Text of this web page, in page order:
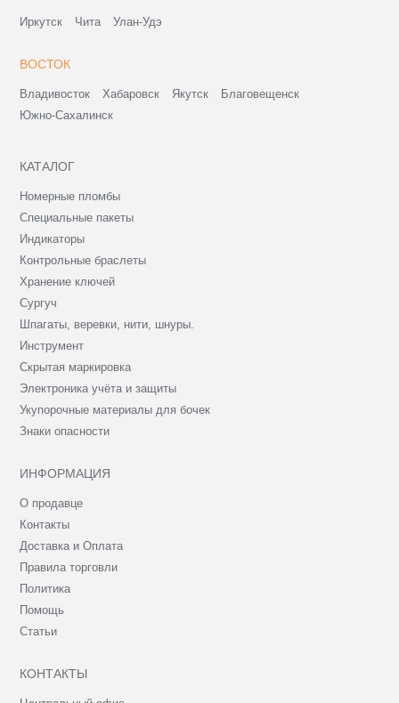
Иркутск Чита Улан-Удэ
ВОСТОК
Владивосток Хабаровск Якутск
Благовещенск
Южно-Сахалинск
КАТАЛОГ
Номерные пломбы
Специальные пакеты
Индикаторы
Контрольные браслеты
Хранение ключей
Сургуч
Шпагаты, веревки, нити, шнуры.
Инструмент
Скрытая маркировка
Электроника учёта и защиты
Укупорочные материалы для бочек
Знаки опасности
ИНФОРМАЦИЯ
О продавце
Контакты
Доставка и Оплата
Правила торговли
Политика
Помощь
Статьи
КОНТАКТЫ